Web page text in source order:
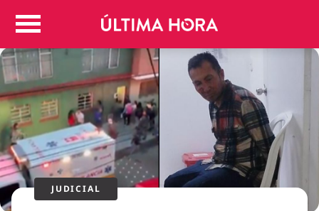
Colombia
Judicial
Politica
Regiones
Deportes
Positivas
Entretenimiento
Vida
Mundo
JUDICIAL